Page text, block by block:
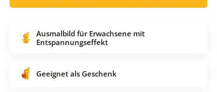
Ausmalbild für Erwachsene mit
Entspannungseffekt
Geeignet als Geschenk